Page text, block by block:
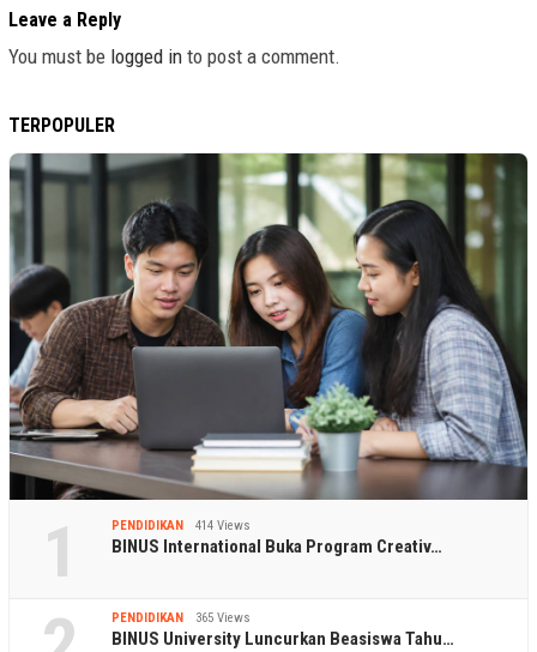
Leave a Reply
You must be logged in to post a comment.
TERPOPULER
1 PENDIDIKAN 414 Views
BINUS International Buka Program Creativ…
PENDIDIKAN 365 Views
BINUS University Luncurkan Beasiswa Tahu…